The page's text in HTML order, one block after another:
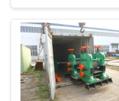
PRIVACY
POLICY